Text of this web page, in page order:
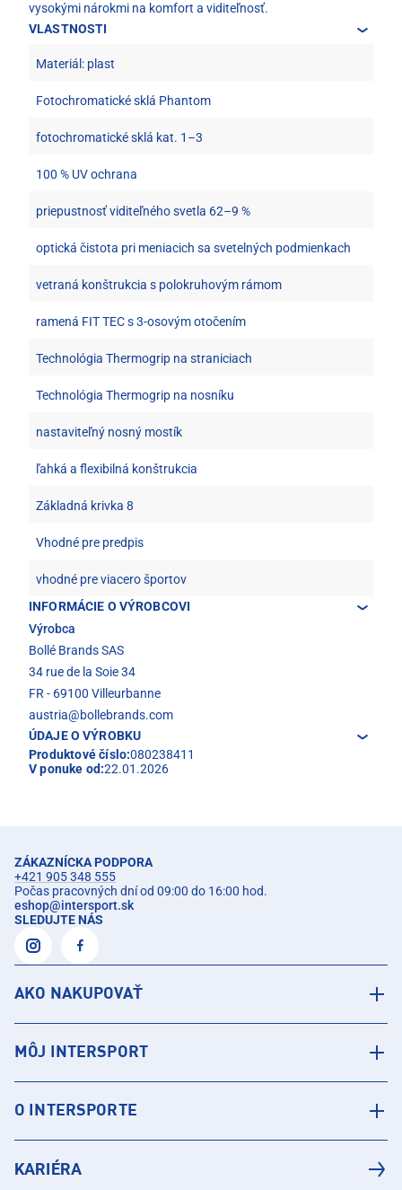
vysokými nárokmi na komfort a viditeľnosť.
VLASTNOSTI
Materiál: plast
Fotochromatické sklá Phantom
fotochromatické sklá kat. 1–3
100 % UV ochrana
priepustnosť viditeľného svetla 62–9 %
optická čistota pri meniacich sa svetelných podmienkach
vetraná konštrukcia s polokruhovým rámom
ramená FIT TEC s 3-osovým otočením
Technológia Thermogrip na straniciach
Technológia Thermogrip na nosníku
nastaviteľný nosný mostík
ľahká a flexibilná konštrukcia
Základná krivka 8
Vhodné pre predpis
vhodné pre viacero športov
INFORMÁCIE O VÝROBCOVI
Výrobca
Bollé Brands SAS
34 rue de la Soie 34
FR - 69100 Villeurbanne
austria@bollebrands.com
ÚDAJE O VÝROBKU
Produktové číslo:080238411
V ponuke od:22.01.2026
ZÁKAZNÍCKA PODPORA
+421 905 348 555
Počas pracovných dní od 09:00 do 16:00 hod.
eshop@intersport.sk
SLEDUJTE NÁS
AKO NAKUPOVAŤ
MÔJ INTERSPORT
O INTERSPORTE
KARIÉRA